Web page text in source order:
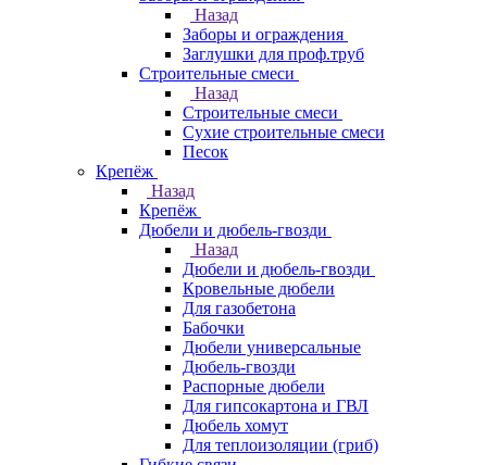
Назад
Заборы и ограждения
Заглушки для проф.труб
Строительные смеси
Назад
Строительные смеси
Сухие строительные смеси
Песок
Крепёж
Назад
Крепёж
Дюбели и дюбель-гвозди
Назад
Дюбели и дюбель-гвозди
Кровельные дюбели
Для газобетона
Бабочки
Дюбели универсальные
Дюбель-гвозди
Распорные дюбели
Для гипсокартона и ГВЛ
Дюбель хомут
Для теплоизоляции (гриб)